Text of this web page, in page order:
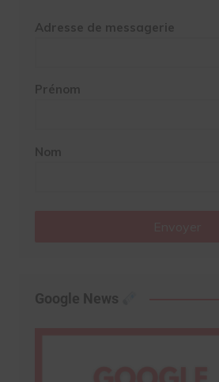
Adresse de messagerie
Prénom
Nom
Google News